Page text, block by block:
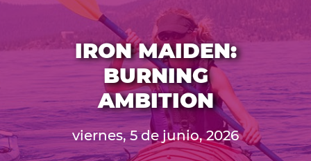
IRON MAIDEN:
BURNING
AMBITION
viernes, 5 de junio, 2026